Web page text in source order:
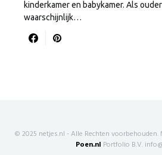
kinderkamer en babykamer. Als
waarschijnlijk…
© 2025 netjes.nl - Alle Rechten
Poen.nl Portfolio B.V.